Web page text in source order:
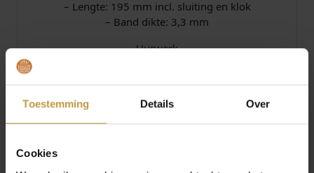
Toestemming Details Over
Cookies
– Lengte: 195 mm incl. sluiting en klok
– Band dikte: 3,3 mm
Uurwerk
-2 jaar fabrieksgarantie